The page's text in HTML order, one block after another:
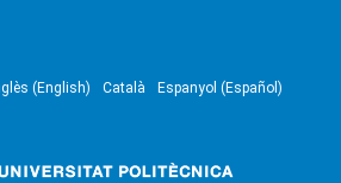
(English) Català Espanyol (Español)